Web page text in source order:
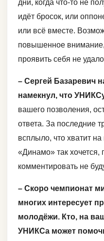
дни, когда что-то не
идёт бросок, или
или всё вместе.
повышенное
проявить себя не
– Сергей Базаревич
намекнул, что
вашего позволения,
ответа. За последние
всплыло, что хватит
«Динамо» так хочется,
комментировать не
– Скоро чемпионат
многих интересует
молодёжи. Кто, на
УНИКСа может